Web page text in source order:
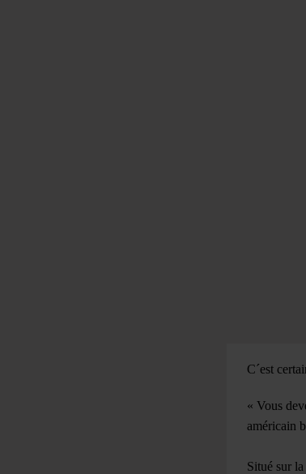
C´est
« Vous
américain
Situé sur